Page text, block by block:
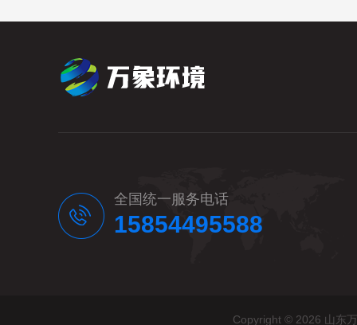
全国统一服务电话
15854495588
Copyright © 2026 山东